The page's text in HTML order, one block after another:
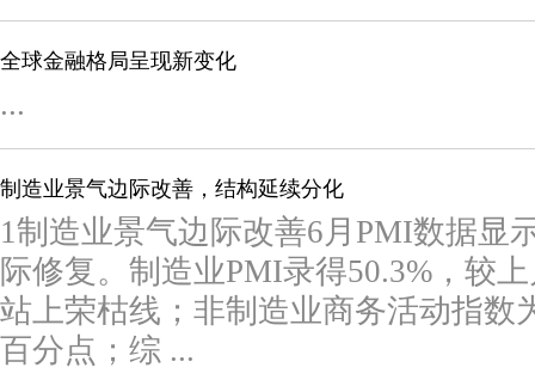
全球金融格局呈现新变化
...
制造业景气边际改善，结构延续分化
1制造业景气边际改善6月PMI数据显
际修复。制造业PMI录得50.3%，较
站上荣枯线；非制造业商务活动指数
百分点；综 ...